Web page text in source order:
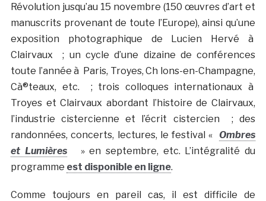
Révolution jusqu’au 15 novembre (150 œuvres d’art et
manuscrits provenant de toute l’Europe), ainsi qu’une
exposition photographique de Lucien Hervé à
Clairvaux ; un cycle d’une dizaine de conférences
toute l’année à Paris, Troyes, Ch lons-en-Champagne,
Cà®teaux, etc. ; trois colloques internationaux à
Troyes et Clairvaux abordant l’histoire de Clairvaux,
l’industrie cistercienne et l’écrit cistercien ; des
randonnées, concerts, lectures, le festival « Ombres
et Lumières» en septembre, etc. L’intégralité du
programme est disponible en ligne.
Comme toujours en pareil cas, il est difficile de